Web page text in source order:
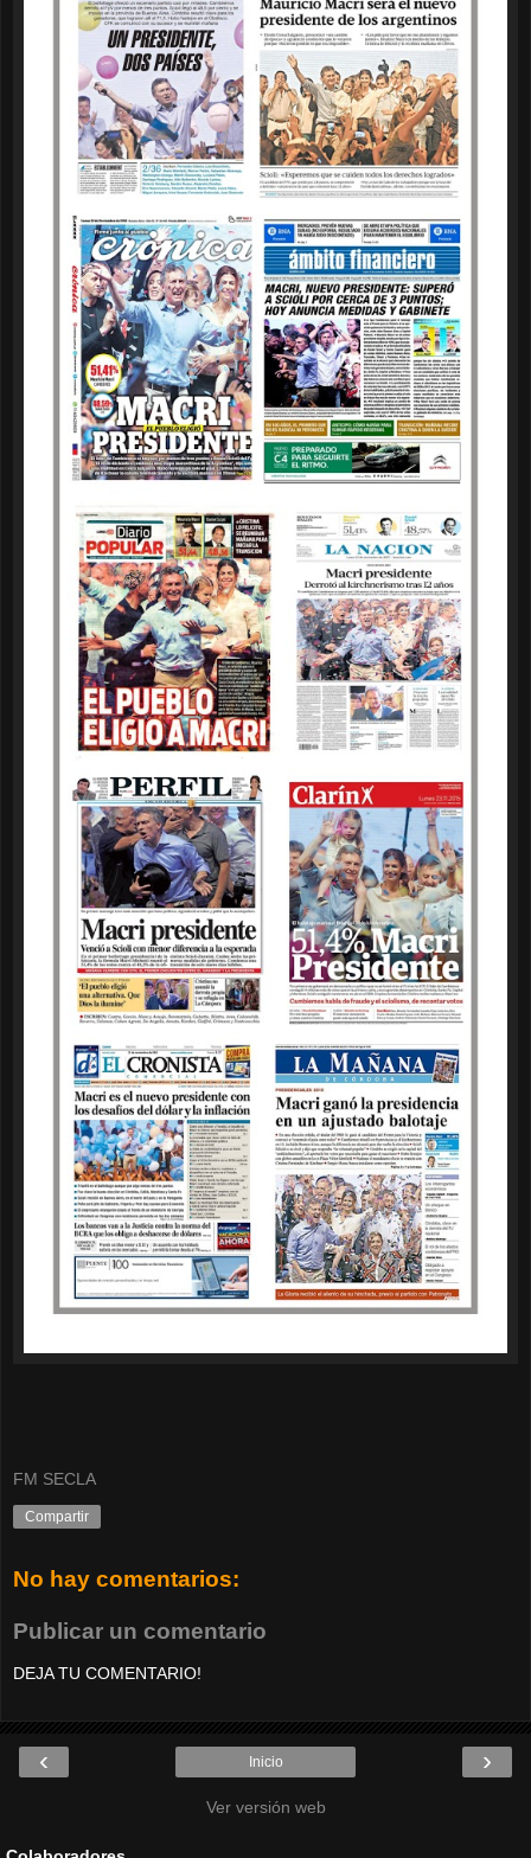
FM SECLA
Compartir
No hay comentarios:
Publicar un comentario
DEJA TU COMENTARIO!
‹ ›
Inicio
Ver versión web